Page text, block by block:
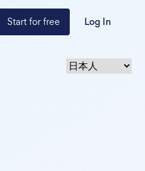
Start for free Log In